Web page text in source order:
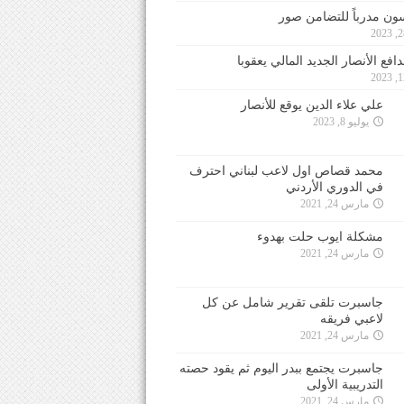
مدرباً للتضامن صور
الأنصار الجديد المالي يعقوبا
علي علاء الدين يوقع للأنصار
يوليو 8, 2023
محمد قصاص اول لاعب لبناني احترف
في الدوري الأردني
مارس 24, 2021
مشكلة ايوب حلت بهدوء
مارس 24, 2021
جاسبرت تلقى تقرير شامل عن كل
لاعبي فريقه
مارس 24, 2021
جاسبرت يجتمع ببدر اليوم ثم يقود حصته
التدريبية الأولى
مارس 24, 2021